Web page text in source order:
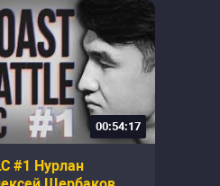
00:54:17
#1 Нурлан